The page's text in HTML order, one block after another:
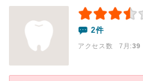
2件
アクセス数 7月:39